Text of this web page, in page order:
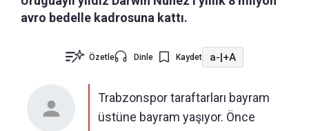
avro bedelle kadrosuna kattı.
Özetle Dinle Kaydet a-|+A
Trabzonspor taraftarları bayram
üstüne bayram yaşıyor. Önce